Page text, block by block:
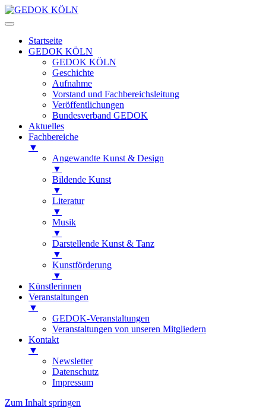
Startseite
GEDOK KÖLN
GEDOK KÖLN
Geschichte
Aufnahme
Vorstand und Fachbereichsleitung
Veröffentlichungen
Bundesverband GEDOK
Aktuelles
Fachbereiche
▼
Angewandte Kunst & Design
▼
Bildende Kunst
▼
Literatur
▼
Musik
▼
Darstellende Kunst & Tanz
▼
Kunstförderung
▼
Künstlerinnen
Veranstaltungen
▼
GEDOK-Veranstaltungen
Veranstaltungen von unseren Mitgliedern
Kontakt
▼
Newsletter
Datenschutz
Impressum
Zum Inhalt springen